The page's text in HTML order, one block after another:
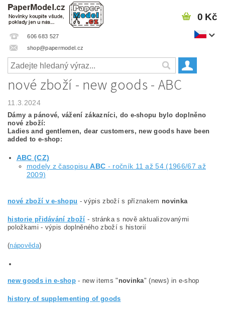
606 683 527
shop@papermodel.cz
0 Kč
nové zboží - new goods - ABC
11.3.2024
Dámy a pánové, vážení zákazníci, do e-shopu bylo doplněno
nové zboží:
Ladies and gentlemen, dear customers, new goods have been
added to e-shop:
ABC (CZ)
modely z časopisuABC - ročník 11 až 54 (1966/67 až
2009)
nové zboží v e-shopu - výpis zboží s příznakem novinka
historie přidávání zboží - stránka s nově aktualizovanými
položkami - výpis doplněného zboží s historií
(nápověda)
new goods in e-shop - new items " novinka" (news) in e-shop
history of supplementing of goods